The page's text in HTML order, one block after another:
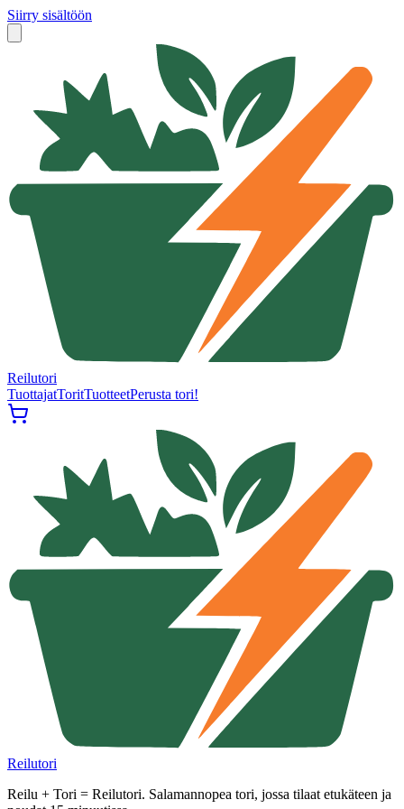
Siirry sisältöön
Reilutori
TuottajatToritTuotteetPerusta tori!
Reilutori
Reilu + Tori = Reilutori. Salamannopea tori, jossa tilaat etukäteen ja